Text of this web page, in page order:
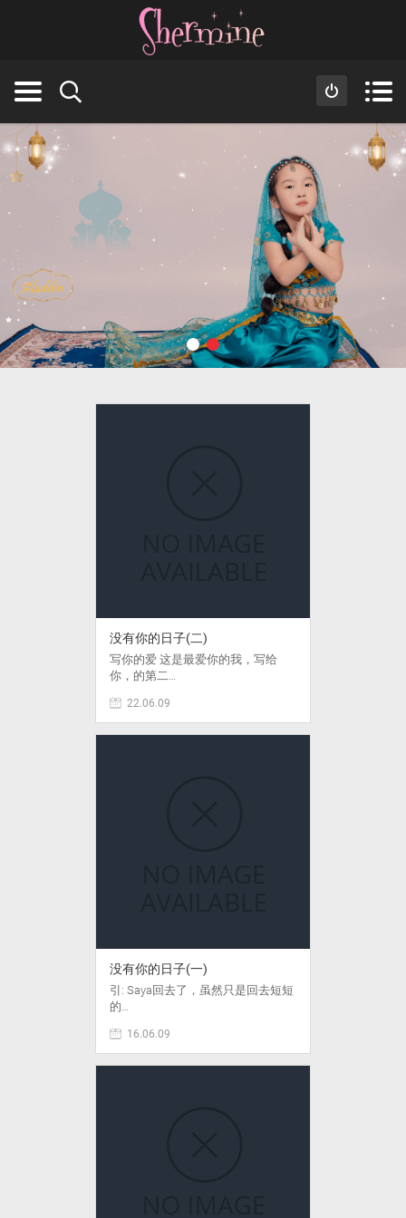
没有你的日子(二)
写你的爱 这是最爱你的我，写给
你，的第二…
22.06.09
没有你的日子(一)
引: Saya回去了，虽然只是回去短短
的…
16.06.09